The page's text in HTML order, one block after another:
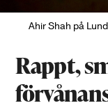
Ahir Shah på
Rappt,